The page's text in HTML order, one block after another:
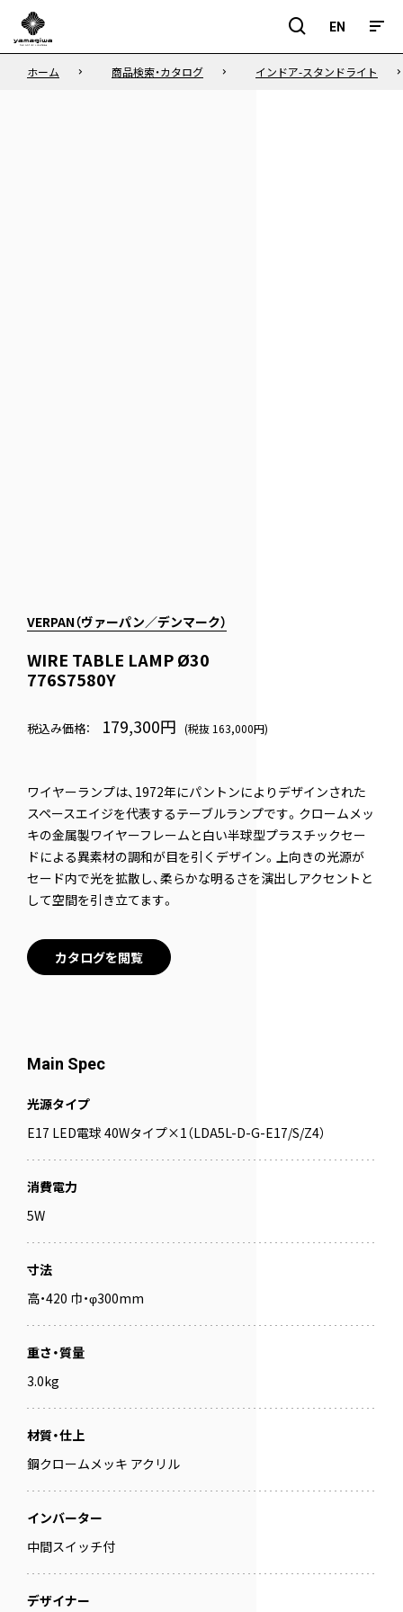
EN
EN
ホーム 商品検索・カタログ インドア-スタンドライト
VERPAN（ヴァーパン／デンマーク）
WIRE TABLE LAMP Ø30
776S7580Y
税込み価格： 179,300円 (税抜 163,000円)
ワイヤーランプは、1972年にパントンによりデザインされた
スペースエイジを代表するテーブルランプです。クロームメッ
キの金属製ワイヤーフレームと白い半球型プラスチックセー
ドによる異素材の調和が目を引くデザイン。上向きの光源が
セード内で光を拡散し、柔らかな明るさを演出しアクセントと
して空間を引き立てます。
カタログを閲覧
Main Spec
光源タイプ
E17 LED電球 40Wタイプ×1（LDA5L-D-G-E17/S/Z4）
消費電力
5W
寸法
高・420 巾・φ300mm
重さ・質量
3.0kg
材質・仕上
鋼クロームメッキ アクリル
インバーター
中間スイッチ付
デザイナー